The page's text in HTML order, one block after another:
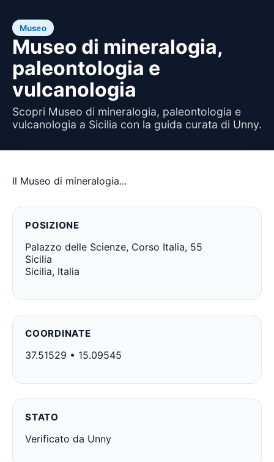
Museo
Museo di mineralogia,
paleontologia e
vulcanologia
Scopri Museo di mineralogia, paleontologia e
vulcanologia a Sicilia con la guida curata di Unny.
Il Museo di mineralogia...
POSIZIONE
Palazzo delle Scienze, Corso Italia, 55
Sicilia
Sicilia, Italia
COORDINATE
37.51529 • 15.09545
STATO
Verificato da Unny